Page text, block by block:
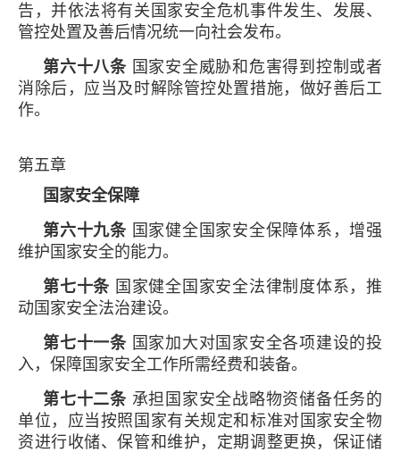
告，并依法将有关国家安全危机事件发生、发展、
管控处置及善后情况统一向社会发布。
第六十八条 国家安全威胁和危害得到控制或者
消除后，应当及时解除管控处置措施，做好善后工
作。
第五章
国家安全保障
第六十九条 国家健全国家安全保障体系，增强
维护国家安全的能力。
第七十条 国家健全国家安全法律制度体系，推
动国家安全法治建设。
第七十一条 国家加大对国家安全各项建设的投
入，保障国家安全工作所需经费和装备。
第七十二条 承担国家安全战略物资储备任务的
单位，应当按照国家有关规定和标准对国家安全物
资进行收储、保管和维护，定期调整更换，保证储